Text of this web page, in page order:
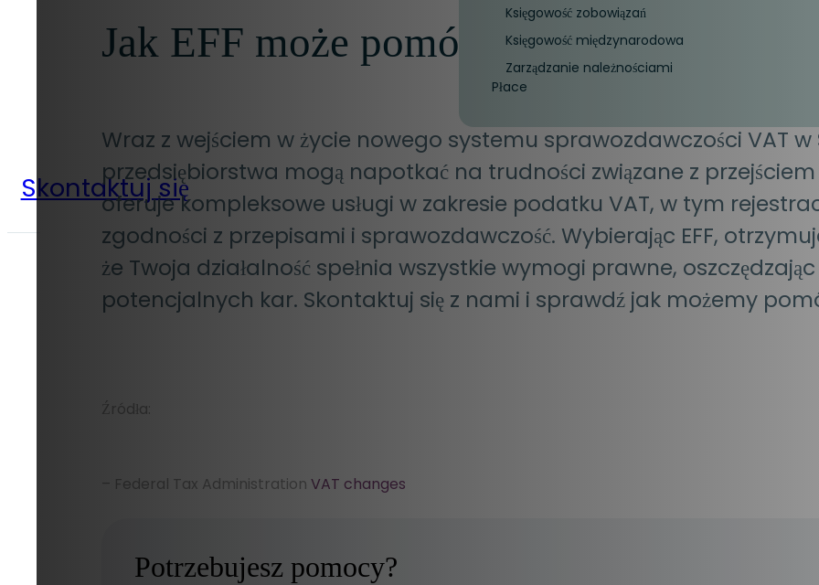
Księgowość zobowiązań
Księgowość międzynarodowa
Zarządzanie należnościami
Płace
Skontaktuj się
Jak EFF może pomóc?
Wraz z wejściem w życie nowego systemu sprawozdawczości VAT w
przedsiębiorstwa mogą napotkać na trudności związane z
oferuje kompleksowe usługi w zakresie podatku VAT, w tym
zgodności z przepisami i sprawozdawczość. Wybierając EFF,
że Twoja działalność spełnia wszystkie wymogi prawne,
potencjalnych kar. Skontaktuj się z nami i sprawdź jak możemy
Źródła:
– Federal Tax Administration VAT changes
Potrzebujesz pomocy?